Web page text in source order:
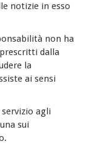
notizie in esso
non ha
dalla
la
ai sensi
agli
sui